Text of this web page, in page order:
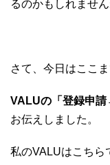
るのかもしれません
さて、今日はここま
VALUの「登録申
お伝えしました。
私のVALUはこちら